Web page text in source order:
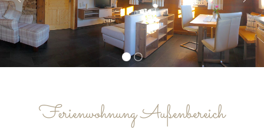
Ferienwohnung Außenbereich